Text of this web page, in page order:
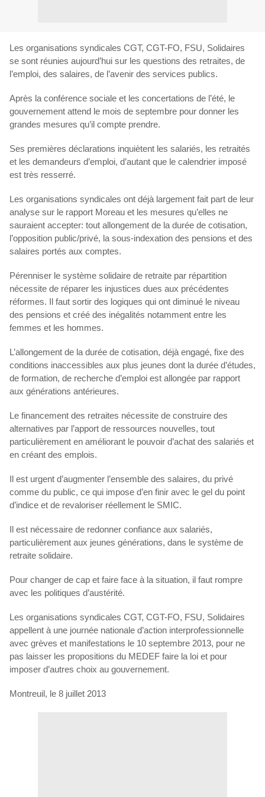
Les organisations syndicales CGT, CGT-FO, FSU, Solidaires
se sont réunies aujourd’hui sur les questions des retraites, de
l’emploi, des salaires, de l’avenir des services publics.
Après la conférence sociale et les concertations de l’été, le
gouvernement attend le mois de septembre pour donner les
grandes mesures qu’il compte prendre.
Ses premières déclarations inquiètent les salariés, les retraités
et les demandeurs d’emploi, d’autant que le calendrier imposé
est très resserré.
Les organisations syndicales ont déjà largement fait part de leur
analyse sur le rapport Moreau et les mesures qu’elles ne
sauraient accepter: tout allongement de la durée de cotisation,
l’opposition public/privé, la sous-indexation des pensions et des
salaires portés aux comptes.
Pérenniser le système solidaire de retraite par répartition
nécessite de réparer les injustices dues aux précédentes
réformes. Il faut sortir des logiques qui ont diminué le niveau
des pensions et créé des inégalités notamment entre les
femmes et les hommes.
L’allongement de la durée de cotisation, déjà engagé, fixe des
conditions inaccessibles aux plus jeunes dont la durée d’études,
de formation, de recherche d’emploi est allongée par rapport
aux générations antérieures.
Le financement des retraites nécessite de construire des
alternatives par l’apport de ressources nouvelles, tout
particulièrement en améliorant le pouvoir d’achat des salariés et
en créant des emplois.
Il est urgent d’augmenter l’ensemble des salaires, du privé
comme du public, ce qui impose d’en finir avec le gel du point
d’indice et de revaloriser réellement le SMIC.
Il est nécessaire de redonner confiance aux salariés,
particulièrement aux jeunes générations, dans le système de
retraite solidaire.
Pour changer de cap et faire face à la situation, il faut rompre
avec les politiques d’austérité.
Les organisations syndicales CGT, CGT-FO, FSU, Solidaires
appellent à une journée nationale d’action interprofessionnelle
avec grèves et manifestations le 10 septembre 2013, pour ne
pas laisser les propositions du MEDEF faire la loi et pour
imposer d’autres choix au gouvernement.
Montreuil, le 8 juillet 2013